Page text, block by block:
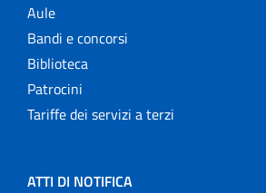
Aule
Bandi e concorsi
Biblioteca
Patrocini
Tariffe dei servizi a terzi
ATTI DI NOTIFICA